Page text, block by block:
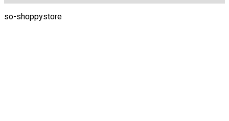
so-shoppystore